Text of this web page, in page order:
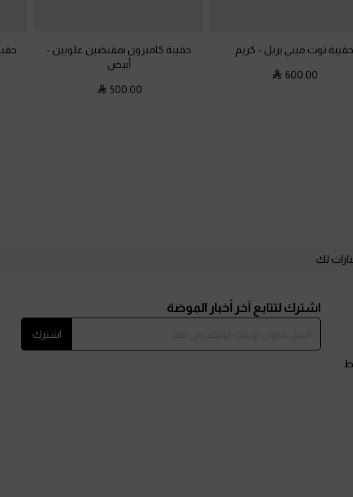
حقيبة توت ميني بريل - كريم
600.00
حقيبة كاميرون بمقبضين علويين -
أبيض
500.00
لك
اشترك لتتابع آخر أخبار الموضة
اشترك